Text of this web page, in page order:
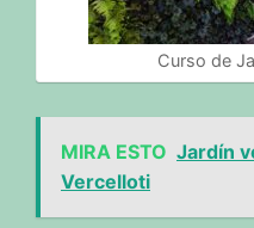
Curso de
MIRA ESTO Jardín
Vercelloti